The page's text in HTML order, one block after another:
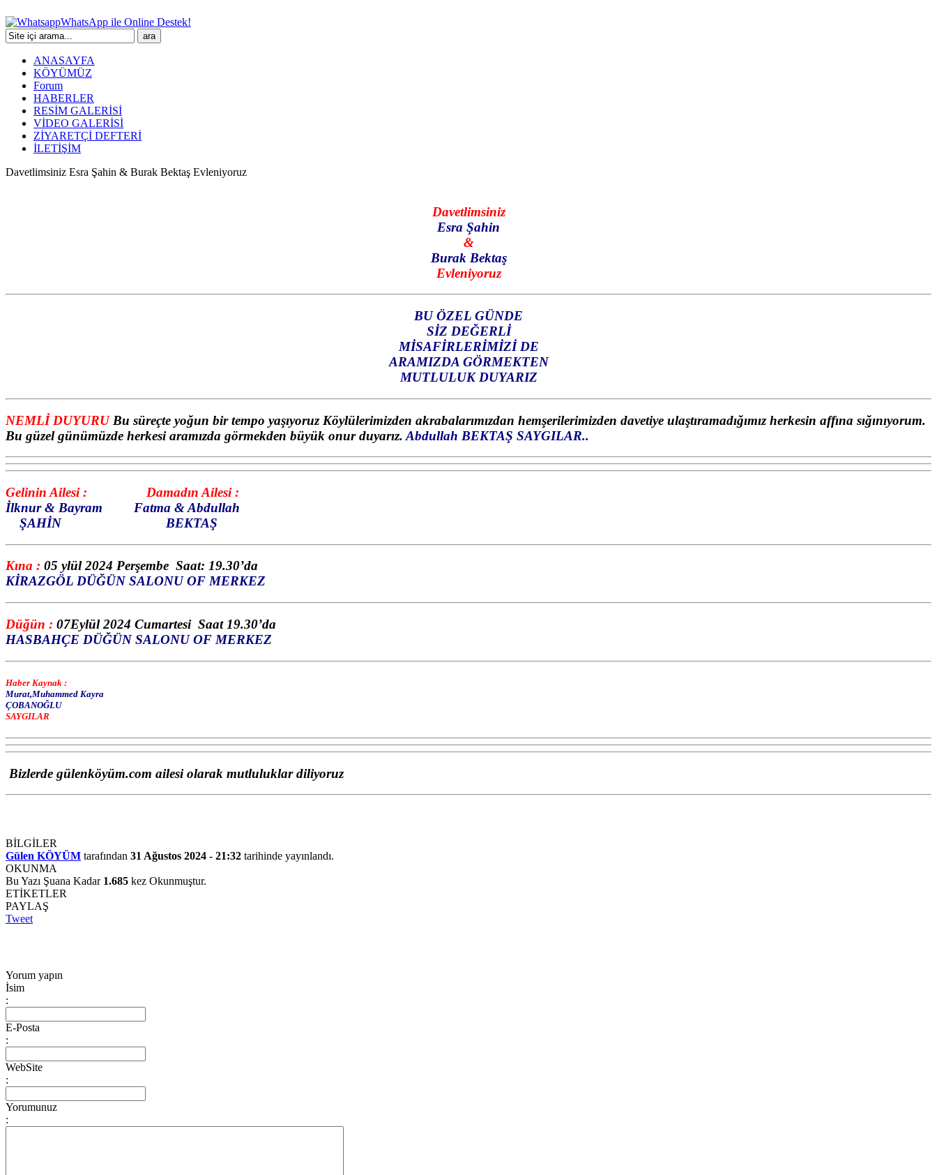
WhatsApp ile Online Destek!
ANASAYFA
KÖYÜMÜZ
Forum
HABERLER
RESİM GALERİSİ
VİDEO GALERİSİ
ZİYARETÇİ DEFTERİ
İLETİŞİM
Davetlimsiniz Esra Şahin & Burak Bektaş Evleniyoruz
Davetlimsiniz
Esra Şahin
&
Burak Bektaş
Evleniyoruz
BU ÖZEL GÜNDE
SİZ DEĞERLİ
MİSAFİRLERİMİZİ DE
ARAMIZDA GÖRMEKTEN
MUTLULUK DUYARIZ
NEMLİ DUYURU Bu süreçte yoğun bir tempo yaşıyoruz Köylülerimizden akrabalarımızdan hemşerilerimizden davetiye ulaştıramadığımız herkesin affına sığınıyorum.
Bu güzel günümüzde herkesi aramızda görmekden büyük onur duyarız. Abdullah BEKTAŞ SAYGILAR..
Gelinin Ailesi : Damadın Ailesi :
İlknur & Bayram Fatma & Abdullah
ŞAHİN BEKTAŞ
Kına : 05 ylül 2024 Perşembe Saat: 19.30’da
KİRAZGÖL DÜĞÜN SALONU OF MERKEZ
Düğün : 07Eylül 2024 Cumartesi Saat 19.30’da
HASBAHÇE DÜĞÜN SALONU OF MERKEZ
Haber Kaynak :
Murat,Muhammed Kayra
ÇOBANOĞLU
SAYGILAR
Bizlerde gülenköyüm.com ailesi olarak mutluluklar diliyoruz
BİLGİLER
Gülen KÖYÜM tarafından 31 Ağustos 2024 - 21:32 tarihinde yayınlandı.
OKUNMA
Bu Yazı Şuana Kadar 1.685 kez Okunmuştur.
ETİKETLER
PAYLAŞ
Tweet
Yorum yapın
İsim
:
E-Posta
:
WebSite
:
Yorumunuz
: